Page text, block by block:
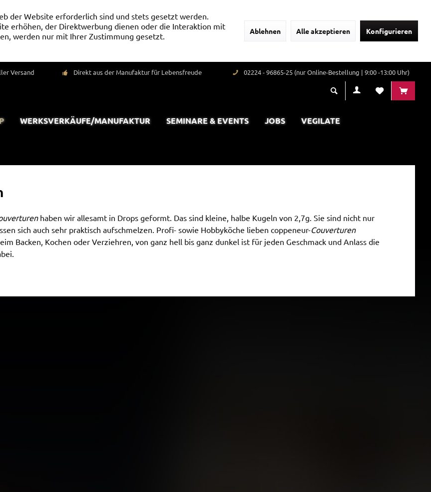
der Website erforderlich sind und stets gesetzt werden.
erhöhen, der Direktwerbung dienen oder die Interaktion mit
werden nur mit Ihrer Zustimmung gesetzt.
Ablehnen Alle akzeptieren Konfigurieren
Versand Direkt aus der Manufaktur für Lebensfreude 02224 - 96865-25 (nur Online-Bestellung | 9:00 -13:00 Uhr)
WERKSVERKÄUFE/MANUFAKTUR SEMINARE & EVENTS JOBS VEGILATE
haben wir allesamt in Drops geformt. Das sind kleine, halbe Kugeln von 2,7g. Sie sind nicht nur
sich auch sehr praktisch aufschmelzen. Profi- sowie Hobbyköche lieben coppeneur-Couverturen
Backen, Kochen oder Verziehren, von ganz hell bis ganz dunkel ist für jeden Geschmack und Anlass die